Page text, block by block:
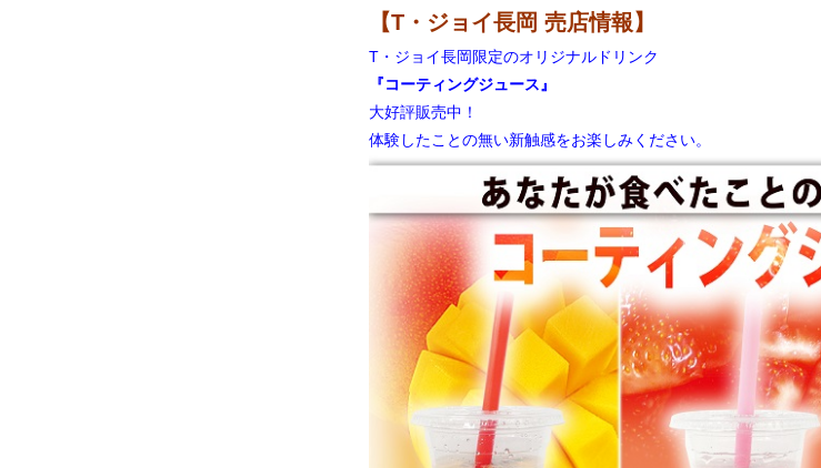
【T・ジョイ長岡 売店情報】
T・ジョイ長岡限定のオリジナルドリンク
『コーティングジュース』
大好評販売中！
体験したことの無い新触感をお楽しみください。